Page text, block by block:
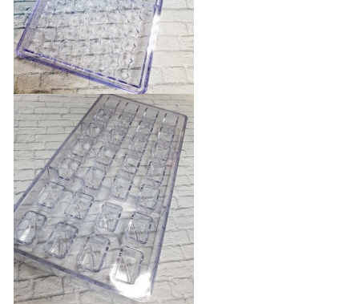
Форма для шоколада
поликарбонатная "Дом Деда
Мороза"
400 руб.
БЫСТРЫЙ ПРОСМОТР
Нет в наличии